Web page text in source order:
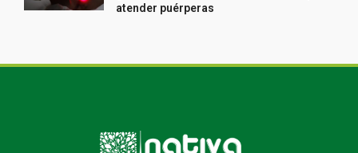
atender puérperas